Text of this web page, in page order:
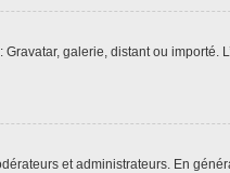
galerie, distant ou importé.
et administrateurs. En